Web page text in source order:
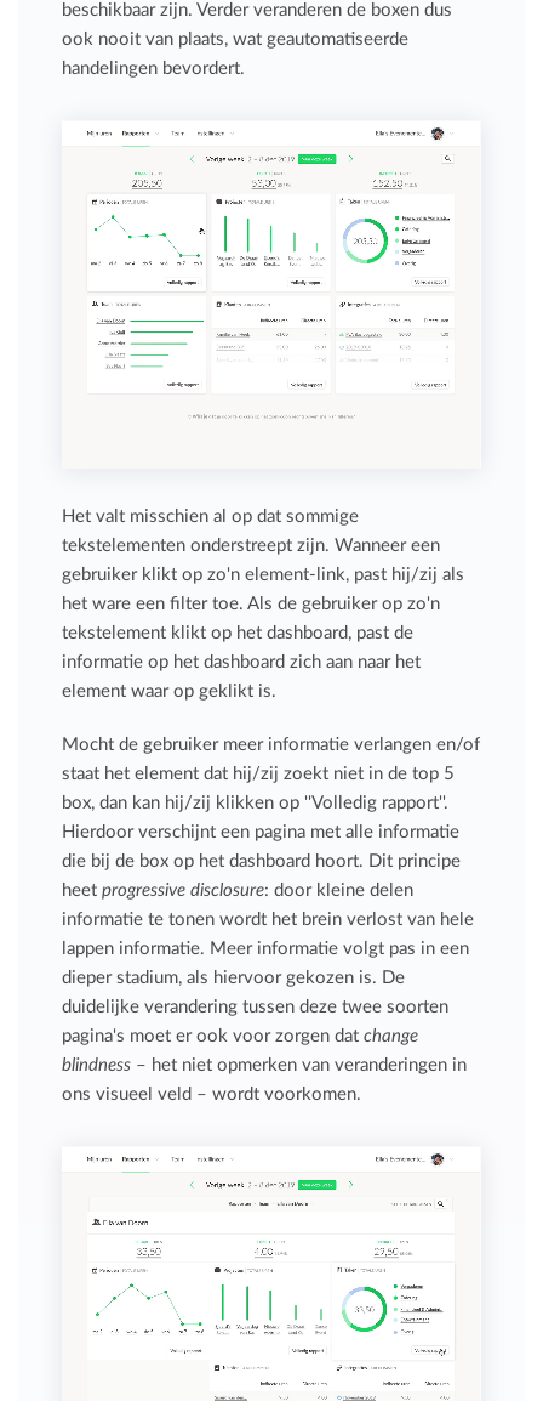
beschikbaar zijn. Verder veranderen de boxen dus
ook nooit van plaats, wat geautomatiseerde
handelingen bevordert.
Het valt misschien al op dat sommige
tekstelementen onderstreept zijn. Wanneer een
gebruiker klikt op zo'n element-link, past hij/zij als
het ware een filter toe. Als de gebruiker op zo'n
tekstelement klikt op het dashboard, past de
informatie op het dashboard zich aan naar het
element waar op geklikt is.
Mocht de gebruiker meer informatie verlangen en/of
staat het element dat hij/zij zoekt niet in de top 5
box, dan kan hij/zij klikken op ''Volledig rapport''.
Hierdoor verschijnt een pagina met alle informatie
die bij de box op het dashboard hoort. Dit principe
heetprogressive disclosure: door kleine delen
informatie te tonen wordt het brein verlost van hele
lappen informatie. Meer informatie volgt pas in een
dieper stadium, als hiervoor gekozen is. De
duidelijke verandering tussen deze twee soorten
pagina's moet er ook voor zorgen datchange
blindness – het niet opmerken van veranderingen in
ons visueel veld – wordt voorkomen.